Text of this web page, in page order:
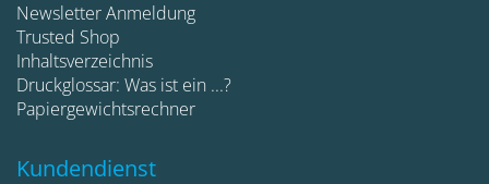
Newsletter Anmeldung
Trusted Shop
Inhaltsverzeichnis
Druckglossar: Was ist ein ...?
Papiergewichtsrechner
Kundendienst